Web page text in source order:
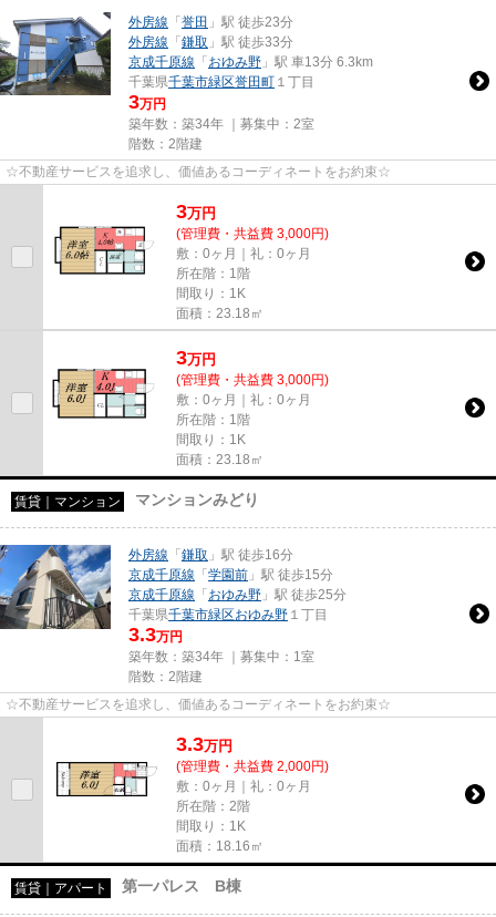
外房線 「 誉田 」駅 徒歩23分
外房線 「 鎌取 」駅 徒歩33分
京成千原線 「 おゆみ野 」駅 車13分 6.3km
千葉県千葉市緑区誉田町 １丁目
3万円
築年数：築34年 ｜募集中： 2室
階数：2階建
☆不動産サービスを追求し、価値あるコーディネートをお約束☆
3万円
(管理費・共益費 3,000円)
敷：0ヶ月｜礼：0ヶ月
所在階：1階
間取り：1K
面積：23.18㎡
3万円
(管理費・共益費 3,000円)
敷：0ヶ月｜礼：0ヶ月
所在階：1階
間取り：1K
面積：23.18㎡
賃貸｜マンション マンションみどり
外房線 「 鎌取 」駅 徒歩16分
京成千原線 「 学園前 」駅 徒歩15分
京成千原線 「 おゆみ野 」駅 徒歩25分
千葉県千葉市緑区おゆみ野 １丁目
3.3万円
築年数：築34年 ｜募集中： 1室
階数：2階建
☆不動産サービスを追求し、価値あるコーディネートをお約束☆
3.3万円
(管理費・共益費 2,000円)
敷：0ヶ月｜礼：0ヶ月
所在階：2階
間取り：1K
面積：18.16㎡
賃貸｜アパート 第一パレス B棟